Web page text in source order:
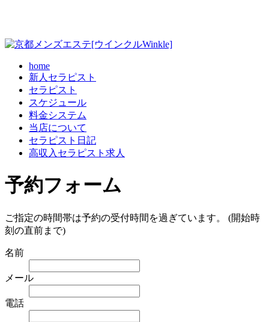
home
新人セラピスト
セラピスト
スケジュール
料金システム
当店について
セラピスト日記
高収入セラピスト求人
予約フォーム
ご指定の時間帯は予約の受付時間を過ぎています。 (開始時
刻の直前まで)
名前
メール
電話